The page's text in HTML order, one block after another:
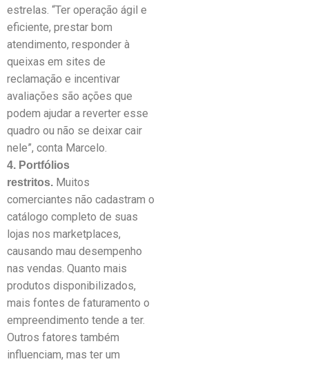
estrelas. “Ter operação ágil e
eficiente, prestar bom
atendimento, responder à
queixas em sites de
reclamação e incentivar
avaliações são ações que
podem ajudar a reverter esse
quadro ou não se deixar cair
nele”, conta Marcelo.
4. Portfólios
restritos. Muitos
comerciantes não cadastram o
catálogo completo de suas
lojas nos marketplaces,
causando mau desempenho
nas vendas. Quanto mais
produtos disponibilizados,
mais fontes de faturamento o
empreendimento tende a ter.
Outros fatores também
influenciam, mas ter um